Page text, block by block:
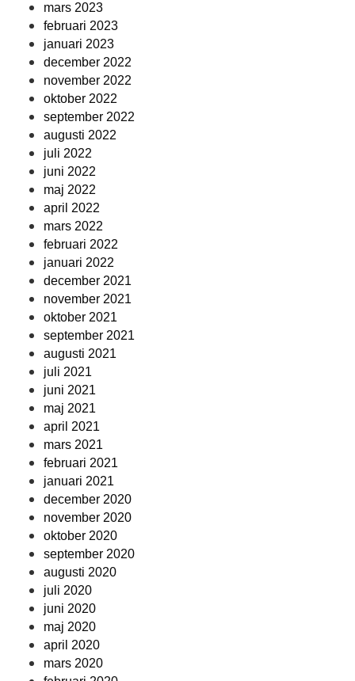
mars 2023
februari 2023
januari 2023
december 2022
november 2022
oktober 2022
september 2022
augusti 2022
juli 2022
juni 2022
maj 2022
april 2022
mars 2022
februari 2022
januari 2022
december 2021
november 2021
oktober 2021
september 2021
augusti 2021
juli 2021
juni 2021
maj 2021
april 2021
mars 2021
februari 2021
januari 2021
december 2020
november 2020
oktober 2020
september 2020
augusti 2020
juli 2020
juni 2020
maj 2020
april 2020
mars 2020